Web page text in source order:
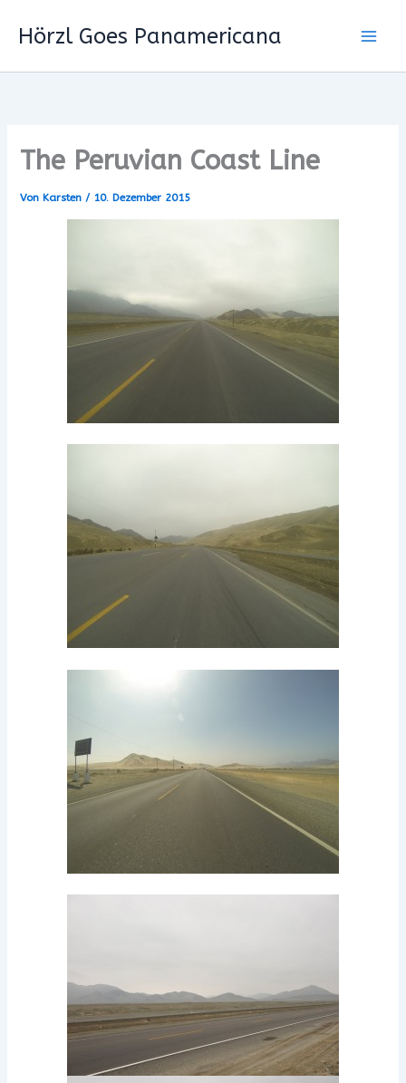
InhaltHörzl Goes Panamericana
The Peruvian Coast Line
Von Karsten/ 10. Dezember 2015